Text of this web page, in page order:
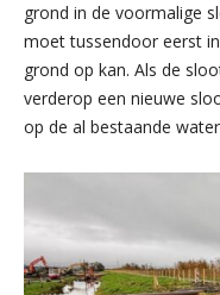
grond in de voormalige
moet tussendoor eerst
grond op kan. Als de
verderop een nieuwe
op de al bestaande